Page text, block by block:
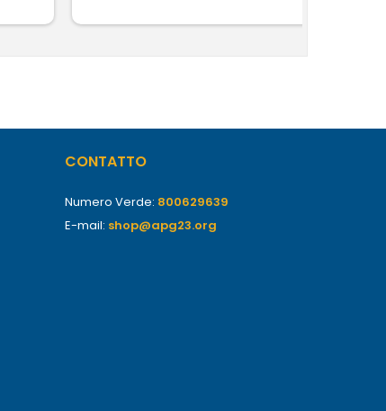
CONTATTO
Numero Verde: 800629639
E-mail: shop@apg23.org